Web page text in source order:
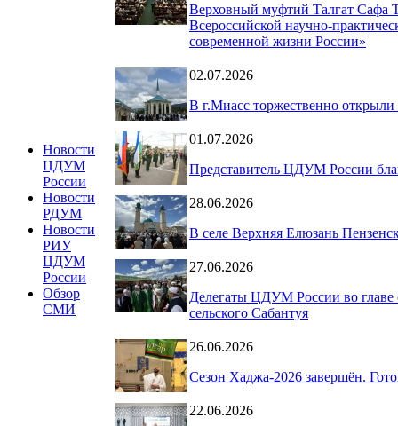
Новости
ЦДУМ
России
Новости
РДУМ
Новости
РИУ
ЦДУМ
России
Обзор
СМИ
Верховный муфтий Талгат Сафа
Всероссийской научно-
современной жизни России»
02.07.2026
В г.Миасс торжественно
01.07.2026
Представитель ЦДУМ России
28.06.2026
В селе Верхняя Елюзань
27.06.2026
Делегаты ЦДУМ России во главе
сельского Сабантуя
26.06.2026
Сезон Хаджа-2026 завершён.
22.06.2026